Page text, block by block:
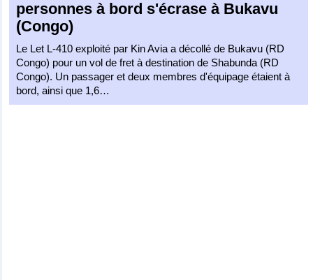
personnes à bord s'écrase à Bukavu
(Congo)
Le Let L-410 exploité par Kin Avia a décollé de Bukavu (RD
Congo) pour un vol de fret à destination de Shabunda (RD
Congo). Un passager et deux membres d'équipage étaient à
bord, ainsi que 1,6…